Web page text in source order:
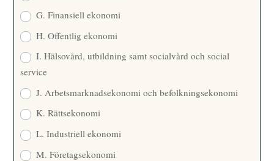
G. Finansiell ekonomi
H. Offentlig ekonomi
I. Hälsovård, utbildning samt socialvård och social
service
J. Arbetsmarknadsekonomi och befolkningsekonomi
K. Rättsekonomi
L. Industriell ekonomi
M. Företagsekonomi